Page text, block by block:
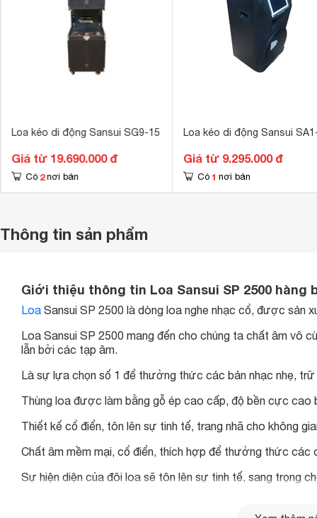
Loa kéo di động Sansui SG9-15
Giá từ 19.690.000 đ
Có 2 nơi bán
Loa kéo di động Sansui
Giá từ 9.295.000 đ
Có 1 nơi bán
Thông tin sản phẩm
Giới thiệu thông tin Loa Sansui SP 2500 hàng
Loa Sansui SP 2500 là dòng loa nghe nhạc cổ, được sản
Loa Sansui SP 2500 mang đến cho chúng ta chất âm vô
lẫn bởi các tạp âm.
Là sự lựa chọn số 1 để thưởng thức các bản nhạc nhẹ, trữ
Thùng loa được làm bằng gỗ ép cao cấp, độ bền cực cao
Thiết kế cổ điển, tôn lên sự tinh tế, trang nhã cho không
Chất âm mềm mại, cổ điển, thích hợp để thưởng thức các
Sự hiện diện của đôi loa sẽ tôn lên sự tinh tế, sang trọng